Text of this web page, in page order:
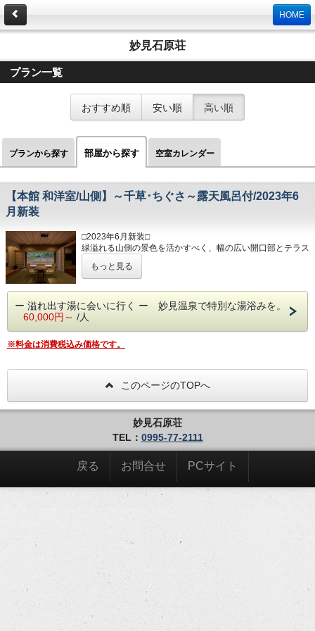
HOME
妙見石原荘
プラン一覧
おすすめ順 安い順 高い順
プランから探す 部屋から探す 空室カレンダー
【本館 和洋室/山側】～千草･ちぐさ～露天風呂付/2023年6
月新装
□2023年6月新装□
緑溢れる山側の景色を活かすべく、幅の広い開口部とテラス
け放つことで、広々とした一体的な空間となります。
広い露天風呂スペースからは山側眺めがパノラマミックに拡
がります。
広さ：93㎡（ﾃﾗｽ27㎡を含む） 和室8帖+ﾍﾞｯﾄﾞﾙｰﾑ
・こちらのお部屋は山側（道路側）のお部屋となります。
・本館横にある源泉から温泉をひき、露天風呂は源泉掛け流
・シャワールームにはスチームサウナも設置。
・寝室の壁面は日本を代表する左官職人「久住有生さん」が
・基本定員は2名ですが、最大3名までは可能です。
・こちらのお部屋はお部屋食はできません。
もっと見る
ー 溢れ出す湯に会いに行く ー 妙見温泉で特別な湯浴みを。
60,000円～ /人
※料金は消費税込み価格です。
このページのTOPへ
妙見石原荘
TEL： 0995-77-2111
戻る お問合せ PCサイト